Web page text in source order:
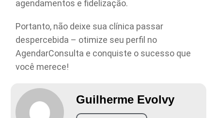
agendamentos e fidelização.
Portanto, não deixe sua clínica passar
despercebida – otimize seu perfil no
AgendarConsulta e conquiste o sucesso que
você merece!
Guilherme Evolvy